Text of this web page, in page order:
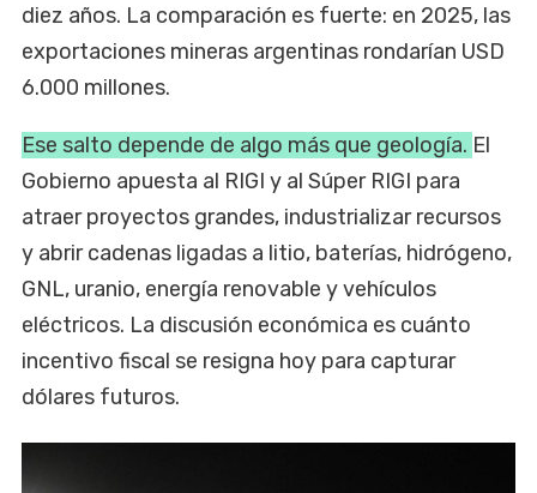
diez años. La comparación es fuerte: en 2025, las
exportaciones mineras argentinas rondarían USD
6.000 millones.
Ese salto depende de algo más que geología. El
Gobierno apuesta al RIGI y al Súper RIGI para
atraer proyectos grandes, industrializar recursos
y abrir cadenas ligadas a litio, baterías, hidrógeno,
GNL, uranio, energía renovable y vehículos
eléctricos. La discusión económica es cuánto
incentivo fiscal se resigna hoy para capturar
dólares futuros.